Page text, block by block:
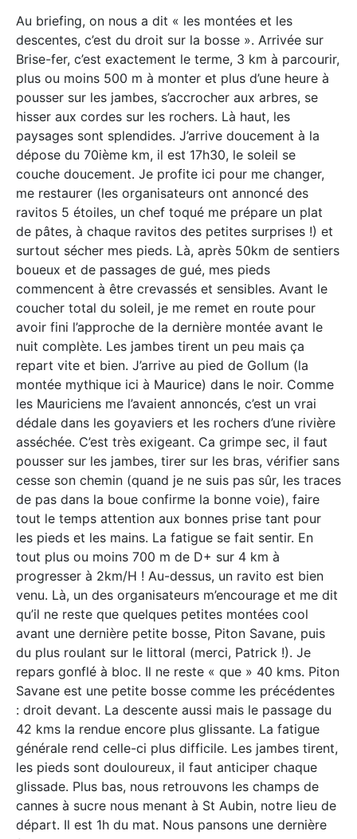
Au briefing, on nous a dit « les montées et les
descentes, c’est du droit sur la bosse ». Arrivée sur
Brise-fer, c’est exactement le terme, 3 km à parcourir,
plus ou moins 500 m à monter et plus d’une heure à
pousser sur les jambes, s’accrocher aux arbres, se
hisser aux cordes sur les rochers. Là haut, les
paysages sont splendides. J’arrive doucement à la
dépose du 70ième km, il est 17h30, le soleil se
couche doucement. Je profite ici pour me changer,
me restaurer (les organisateurs ont annoncé des
ravitos 5 étoiles, un chef toqué me prépare un plat
de pâtes, à chaque ravitos des petites surprises !) et
surtout sécher mes pieds. Là, après 50km de sentiers
boueux et de passages de gué, mes pieds
commencent à être crevassés et sensibles. Avant le
coucher total du soleil, je me remet en route pour
avoir fini l’approche de la dernière montée avant le
nuit complète. Les jambes tirent un peu mais ça
repart vite et bien. J’arrive au pied de Gollum (la
montée mythique ici à Maurice) dans le noir. Comme
les Mauriciens me l’avaient annoncés, c’est un vrai
dédale dans les goyaviers et les rochers d’une rivière
asséchée. C’est très exigeant. Ca grimpe sec, il faut
pousser sur les jambes, tirer sur les bras, vérifier sans
cesse son chemin (quand je ne suis pas sûr, les traces
de pas dans la boue confirme la bonne voie), faire
tout le temps attention aux bonnes prise tant pour
les pieds et les mains. La fatigue se fait sentir. En
tout plus ou moins 700 m de D+ sur 4 km à
progresser à 2km/H ! Au-dessus, un ravito est bien
venu. Là, un des organisateurs m’encourage et me dit
qu’il ne reste que quelques petites montées cool
avant une dernière petite bosse, Piton Savane, puis
du plus roulant sur le littoral (merci, Patrick !). Je
repars gonflé à bloc. Il ne reste « que » 40 kms. Piton
Savane est une petite bosse comme les précédentes
: droit devant. La descente aussi mais le passage du
42 kms la rendue encore plus glissante. La fatigue
générale rend celle-ci plus difficile. Les jambes tirent,
les pieds sont douloureux, il faut anticiper chaque
glissade. Plus bas, nous retrouvons les champs de
cannes à sucre nous menant à St Aubin, notre lieu de
départ. Il est 1h du mat. Nous pansons une dernière